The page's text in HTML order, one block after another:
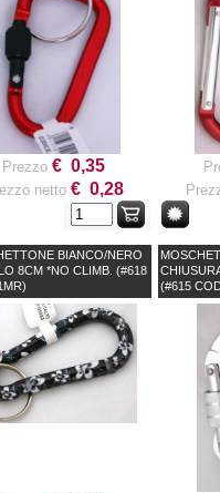
Prezzo € 0,35
netto € 0,28
BIANCO/NERO
8CM *NO CLIMB. (#618
(#615